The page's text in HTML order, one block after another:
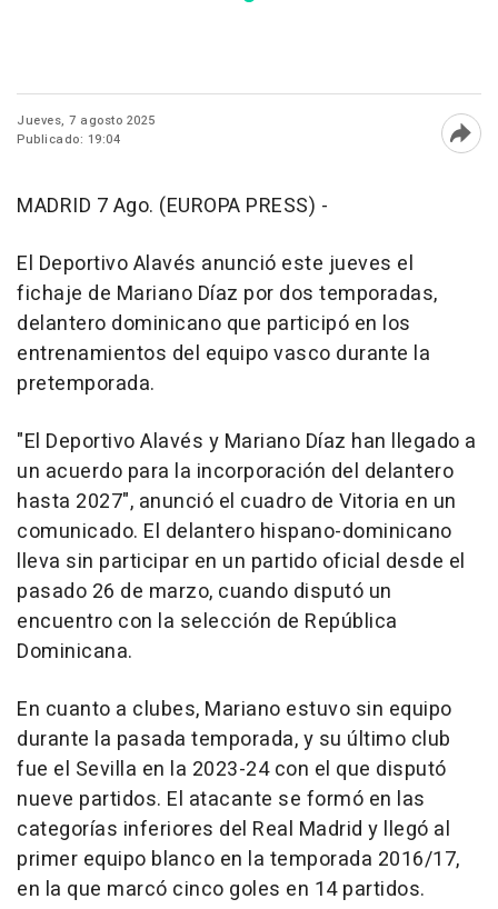
Jueves, 7 agosto 2025
Publicado: 19:04
MADRID 7 Ago. (EUROPA PRESS) -
El Deportivo Alavés anunció este jueves el
fichaje de Mariano Díaz por dos temporadas,
delantero dominicano que participó en los
entrenamientos del equipo vasco durante la
pretemporada.
"El Deportivo Alavés y Mariano Díaz han llegado a
un acuerdo para la incorporación del delantero
hasta 2027", anunció el cuadro de Vitoria en un
comunicado. El delantero hispano-dominicano
lleva sin participar en un partido oficial desde el
pasado 26 de marzo, cuando disputó un
encuentro con la selección de República
Dominicana.
En cuanto a clubes, Mariano estuvo sin equipo
durante la pasada temporada, y su último club
fue el Sevilla en la 2023-24 con el que disputó
nueve partidos. El atacante se formó en las
categorías inferiores del Real Madrid y llegó al
primer equipo blanco en la temporada 2016/17,
en la que marcó cinco goles en 14 partidos.